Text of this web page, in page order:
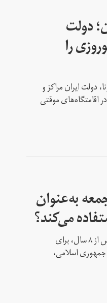
دولت
را
دولت ایران مراکز و
موقتی
به‌عنوان
می‌کند؟
روز جمعه ۲۷ دی‌ماه ۱۳۹۸، علی خامنه‌ای پس از ۸ سال، برای
جمهوری اسلامی،